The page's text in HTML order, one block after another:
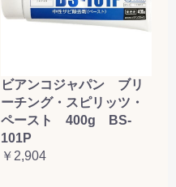
ビアンコジャパン ブリ
ーチング・スピリッツ・
ペースト 400g BS-
101P
￥2,904